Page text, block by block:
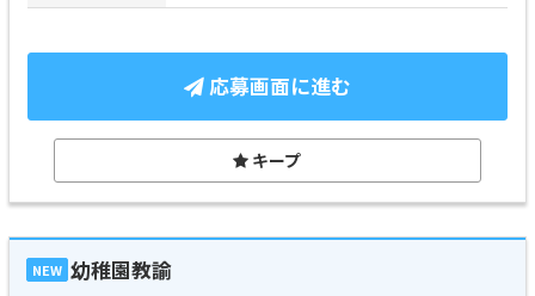
応募画面に進む
キープ
NEW 幼稚園教諭